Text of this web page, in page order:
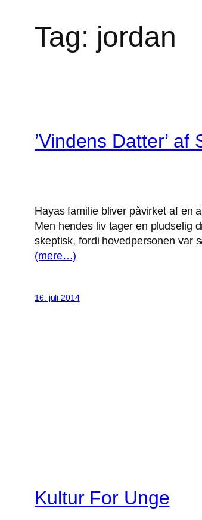
Tag: jordan
’Vindens Datter’ af
Hayas familie bliver påvirket af en
Men hendes liv tager en pludselig
skeptisk, fordi hovedpersonen var
(mere…)
16. juli 2014
Kultur For Unge